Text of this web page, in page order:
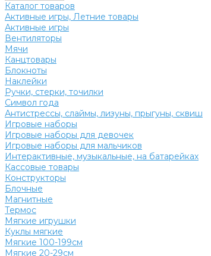
Каталог товаров
Активные игры, Летние товары
Активные игры
Вентиляторы
Мячи
Канцтовары
Блокноты
Наклейки
Ручки, стерки, точилки
Символ года
Антистрессы, слаймы, лизуны, прыгуны, сквиш
Игровые наборы
Игровые наборы для девочек
Игровые наборы для мальчиков
Интерактивные, музыкальные, на батарейках
Кассовые товары
Конструкторы
Блочные
Магнитные
Термос
Мягкие игрушки
Куклы мягкие
Мягкие 100-199см
Мягкие 20-29см